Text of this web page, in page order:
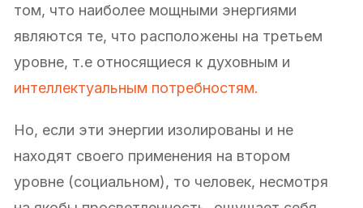
том, что наиболее мощными энергиями
являются те, что расположены на третьем
уровне, т.е относящиеся к духовным и
интеллектуальным потребностям.
Но, если эти энергии изолированы и не
находят своего применения на втором
уровне (социальном), то человек, несмотря